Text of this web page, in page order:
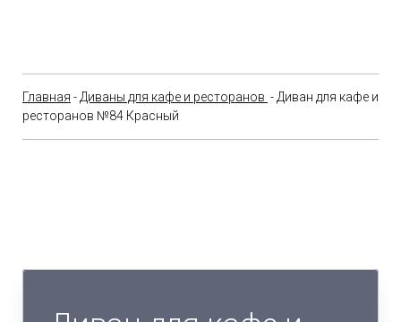
Главная -Диваны для кафе и ресторанов - Диван для кафе и
ресторанов №84 Красный